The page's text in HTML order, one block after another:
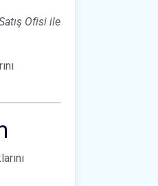
Ofisi ile